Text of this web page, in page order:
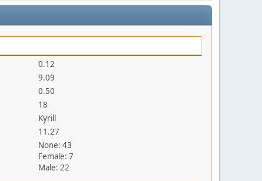
0.12
9.09
0.50
18
Kyrill
11.27
None: 43
Female: 7
Male: 22